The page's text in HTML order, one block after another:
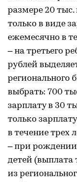
размере 20 тыс.
только в виде
ежемесячно в
– на третьего
рублей
регионального
выбрать: 700
зарплату в 30
только
в течение трех
– при
детей (выплата
из